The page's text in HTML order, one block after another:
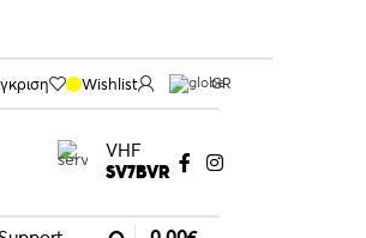
Wishlist GR
VHF
SV7BVR